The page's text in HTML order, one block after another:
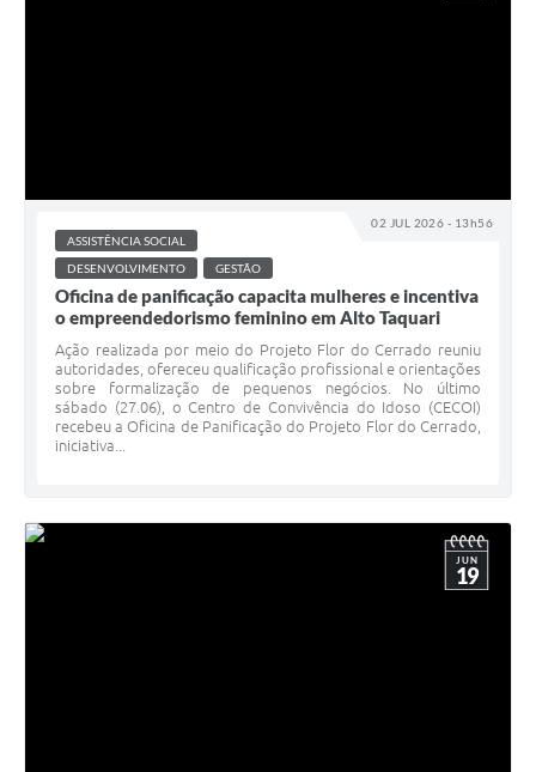
02 JUL 2026 - 13h56
ASSISTÊNCIA SOCIAL
DESENVOLVIMENTO
GESTÃO
Oficina de panificação capacita mulheres e incentiva
o empreendedorismo feminino em Alto Taquari
Ação realizada por meio do Projeto Flor do Cerrado reuniu
autoridades, ofereceu qualificação profissional e orientações
sobre formalização de pequenos negócios. No último
sábado (27.06), o Centro de Convivência do Idoso (CECOI)
recebeu a Oficina de Panificação do Projeto Flor do Cerrado,
iniciativa...
JUN
19